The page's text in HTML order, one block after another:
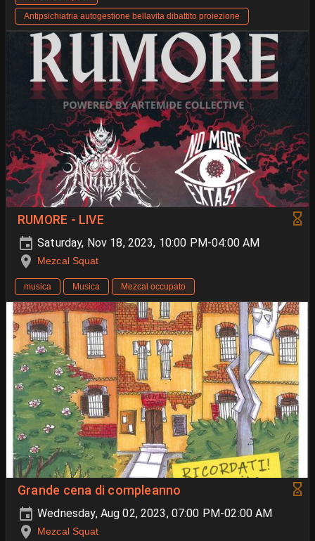
Antipsichiatria autogestione bellavita dibattito proiezione
RUMORE - LIVE
Saturday, Nov 18, 2023, 10:00 PM-04:00 AM
Mezcal Squat
musica Musica Mezcal occupato
Grande cena di compleanno
Wednesday, Aug 02, 2023, 07:00 PM-02:00 AM
Mezcal Squat